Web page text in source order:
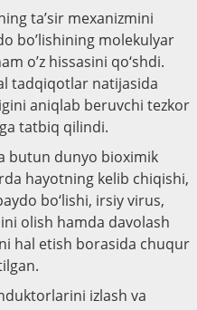
ta’sir mexanizmini
bo’lishining molekulyar
o’z hissasini qo‘shdi.
tadqiqotlar natijasida
aniqlab beruvchi tezkor
tatbiq qilindi.
butun dunyo bioximik
hayotning kelib chiqishi,
bo‘lishi, irsiy virus,
olish hamda davolash
hal etish borasida chuqur
izlash va